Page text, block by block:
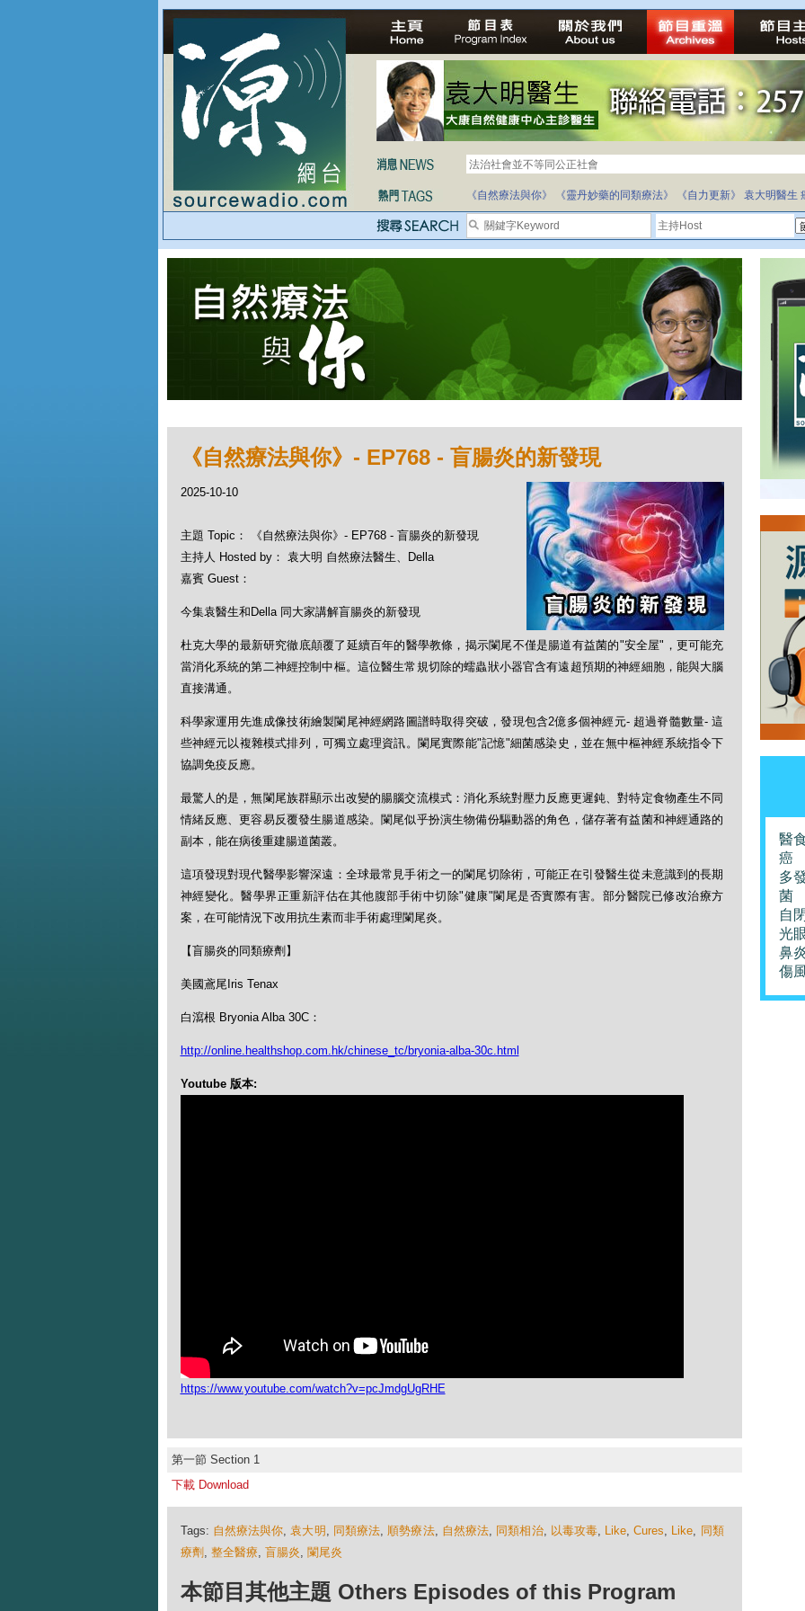
法治社會並不等同公正社會
自家教育合法化-推動多元化教育，全民學卷制
《自然療法與你》
《靈丹妙藥的同類療法》 《自力更新》 袁大明醫生
《自然療法與你》- EP768 - 盲腸炎的新發現
2025-10-10
主題 Topic： 《自然療法與你》- EP768 - 盲腸炎的新發現
主持人 Hosted by： 袁大明 自然療法醫生、Della
嘉賓 Guest：
今集袁醫生和Della 同大家講解盲腸炎的新發現
杜克大學的最新研究徹底顛覆了延續百年的醫學教條，揭示闌尾不僅是腸道有益菌的"安全屋"，更可能充
當消化系統的第二神經控制中樞。這位醫生常規切除的蠕蟲狀小器官含有遠超預期的神經細胞，能與大腦
直接溝通。
科學家運用先進成像技術繪製闌尾神經網路圖譜時取得突破，發現包含2億多個神經元- 超過脊髓數量- 這
些神經元以複雜模式排列，可獨立處理資訊。闌尾實際能"記憶"細菌感染史，並在無中樞神經系統指令下
協調免疫反應。
最驚人的是，無闌尾族群顯示出改變的腸腦交流模式：消化系統對壓力反應更遲鈍、對特定食物產生不同
情緒反應、更容易反覆發生腸道感染。闌尾似乎扮演生物備份驅動器的角色，儲存著有益菌和神經通路的
副本，能在病後重建腸道菌叢。
這項發現對現代醫學影響深遠：全球最常見手術之一的闌尾切除術，可能正在引發醫生從未意識到的長期
神經變化。醫學界正重新評估在其他腹部手術中切除"健康"闌尾是否實際有害。部分醫院已修改治療方
案，在可能情況下改用抗生素而非手術處理闌尾炎。
【盲腸炎的同類療劑】
美國鳶尾Iris Tenax
白瀉根 Bryonia Alba 30C：
http://online.healthshop.com.hk/chinese_tc/bryonia-alba-30c.html
Youtube 版本:
https://www.youtube.com/watch?v=pcJmdgUgRHE
第一節 Section 1
下載 Download
Tags: 自然療法與你,袁大明 , 同類療法, 順勢療法, 自然療法, 同類相治, 以毒攻毒, Like,Cures, Like, 同類
療劑 , 整全醫療, 盲腸炎, 闌尾炎
本節目其他主題 Others Episodes of this Program
醫
癌
多
菌
自
光
鼻
傷